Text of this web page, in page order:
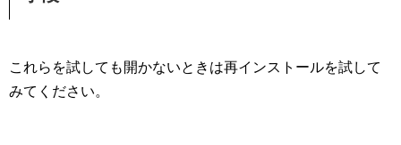
これらを試しても開かないときは再インストールを試して
みてください。